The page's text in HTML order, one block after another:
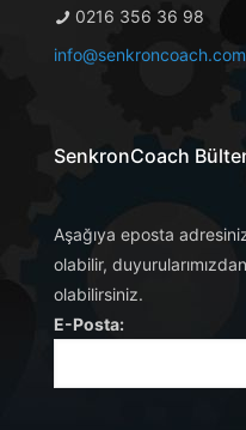
0216 356 36 98
info@senkroncoach.com
SenkronCoach
Aşağıya eposta
olabilir,
olabilirsiniz.
E-Posta: